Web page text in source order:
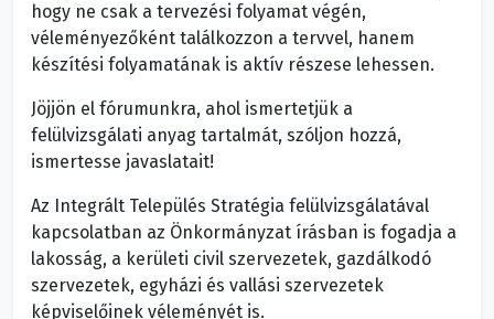
hogy ne csak a tervezési folyamat végén,
véleményezőként találkozzon a tervvel, hanem
készítési folyamatának is aktív részese lehessen.
Jöjjön el fórumunkra, ahol ismertetjük a
felülvizsgálati anyag tartalmát, szóljon hozzá,
ismertesse javaslatait!
Az Integrált Település Stratégia felülvizsgálatával
kapcsolatban az Önkormányzat írásban is fogadja a
lakosság, a kerületi civil szervezetek, gazdálkodó
szervezetek, egyházi és vallási szervezetek
képviselőinek véleményét is.